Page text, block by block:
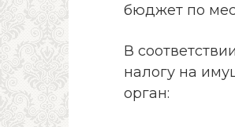
бюджет по
В
налогу на
орган: